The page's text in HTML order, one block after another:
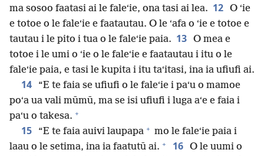
ma sosoo faatasi ai le faleʻie, ona tasi ai lea. 12 O ʻie
e totoe o le faleʻie e faatautau. O le ʻafa o ʻie e totoe e
tautau i le pito i tua o le faleʻie paia. 13 O mea e
totoe i le umi o ʻie o le faleʻie e faatautau i itu o le
faleʻie paia, e tasi le kupita i itu taʻitasi, ina ia ufiufi ai.
14
“E te faia se ufiufi o le faleʻie i paʻu o mamoe
poʻa ua vali mūmū, ma se isi ufiufi i luga aʻe e faia i
paʻu o takesa. +
15 “E te faia auivi laupapa + mo le faleʻie paia i
laau o le setima, ina ia faatutū ai. + 16 O le uumi o